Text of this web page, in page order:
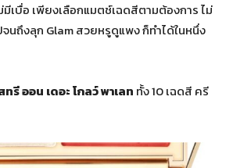
เบื่อ เพียงเลือกแมตช์เฉดสีตามต้องการ ไม่
จนถึงลุก Glam สวยหรูดูแพง ก็ทำได้ในหนึ่ง
ทรี ออน เดอะ โกลว์ พาเลท ทั้ง 10 เฉดสี ครี